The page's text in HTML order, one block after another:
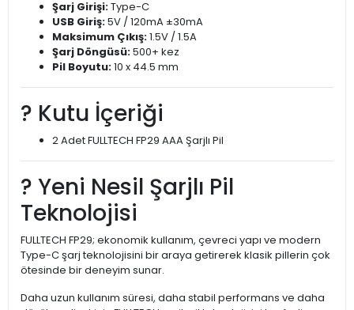
Şarj Girişi:Type-C
USB Giriş:5V / 120mA ±30mA
Maksimum Çıkış:1.5V / 1.5A
Şarj Döngüsü:500+ kez
Pil Boyutu:10 x 44.5 mm
? Kutu İçeriği
2 Adet FULLTECH FP29 AAA Şarjlı Pil
? Yeni Nesil Şarjlı Pil
Teknolojisi
FULLTECH FP29; ekonomik kullanım, çevreci yapı ve modern
Type-C şarj teknolojisini bir araya getirerek klasik pillerin çok
ötesinde bir deneyim sunar.
Daha uzun kullanım süresi, daha stabil performans ve daha